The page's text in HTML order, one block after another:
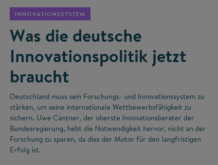
INNOVATIONSSYSTEM
Was die deutsche
Innovationspolitik jetzt
braucht
Deutschland muss sein Forschungs- und Innovationssystem zu
stärken, um seine internationale Wettbewerbsfähigkeit zu
sichern. Uwe Cantner, der oberste Innovationsberater der
Bundesregierung, hebt die Notwendigkeit hervor, nicht an der
Forschung zu sparen, da dies der Motor für den langfristigen
Erfolg ist.